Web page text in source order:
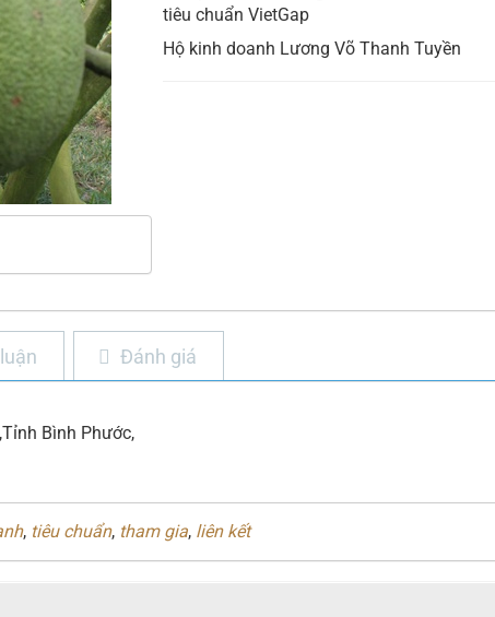
tiêu chuẩn VietGap
Hộ kinh doanh Lương Võ Thanh Tuyền
Đánh giá
Bình Phước,
, tiêu chuẩn, tham gia, liên kết